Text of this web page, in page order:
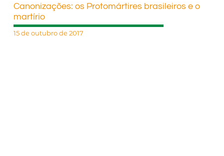
Canonizações: os Protomártires brasileiros e o
martírio
15 de outubro de 2017